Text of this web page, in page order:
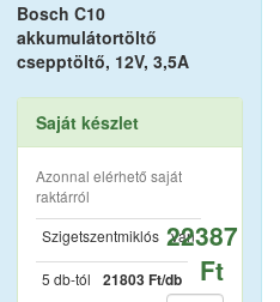
Bosch C10
akkumulátortöltő
csepptöltő, 12V, 3,5A
Saját készlet
Azonnal elérhető saját
raktárról
Szigetszentmiklós
van
5 db-tól 21803 Ft/db
22387
Ft